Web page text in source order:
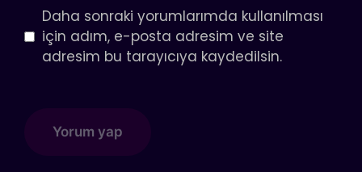
Daha sonraki yorumlarımda kullanılması
için adım, e-posta adresim ve site
adresim bu tarayıcıya kaydedilsin.